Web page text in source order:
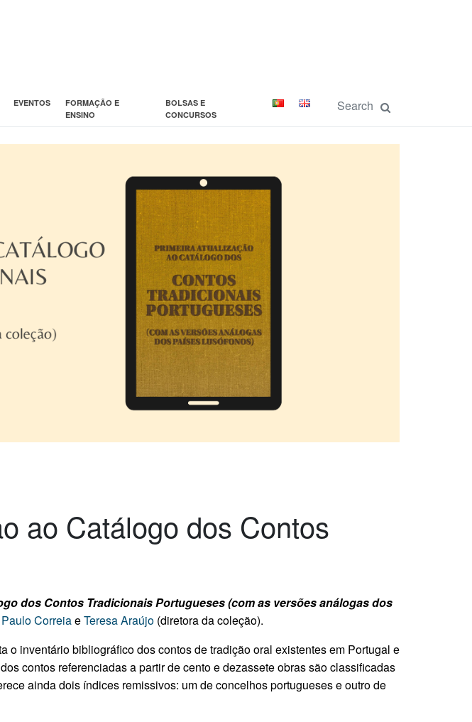
EVENTOS
FORMAÇÃO E
ENSINO
BOLSAS E
CONCURSOS
ao Catálogo dos Contos
dos Contos Tradicionais Portugueses (com as versões análogas dos
Paulo CorreiaeTeresa Araújo (diretora da coleção).
o inventário bibliográfico dos contos de tradição oral existentes em Portugal e
contos referenciadas a partir de cento e dezassete obras são classificadas
ainda dois índices remissivos: um de concelhos portugueses e outro de